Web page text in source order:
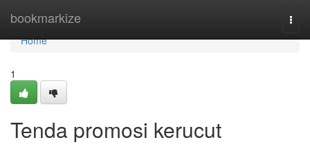
bookmarkize
Home
Home
1
Tenda promosi kerucut